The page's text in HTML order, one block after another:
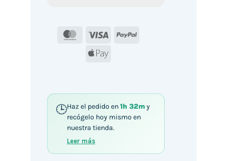
MasterCard
Visa
PayPal
Apple
Haz el pedido en1h 32my
recógelo hoy mismo en
nuestra tienda.
Leer más